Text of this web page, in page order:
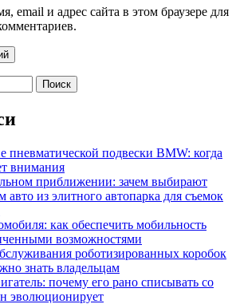
email и адрес сайта в этом браузере для
пневматической подвески BMW: когда
внимания
приближении: зачем выбирают
авто из элитного автопарка для съемок
как обеспечить мобильность
возможностями
роботизированных коробок
знать владельцам
почему его рано списывать со
эволюционирует